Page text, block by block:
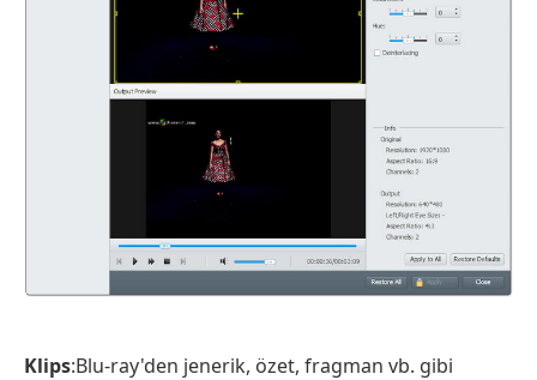
Klips:Blu-ray'den jenerik, özet, fragman vb. gibi